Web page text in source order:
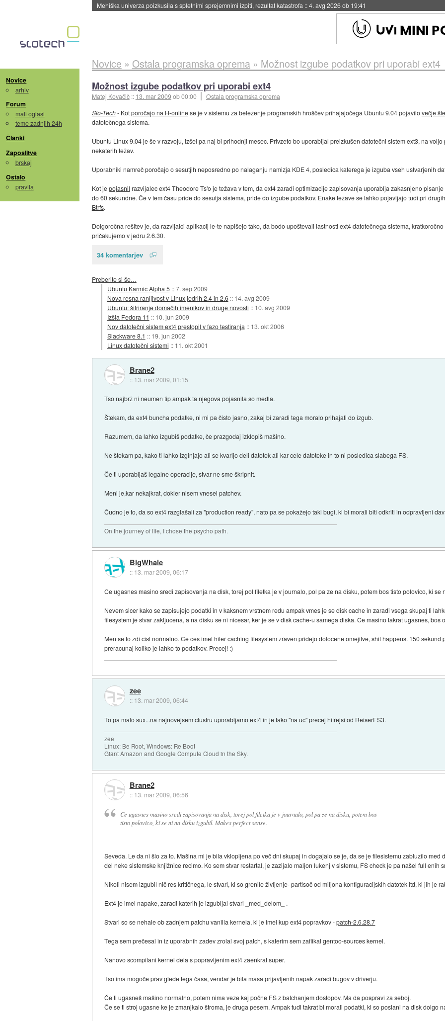
Evropska vesoljska agencija razvija svojo raketo za večkratno uporabo::4. avg 2026 ob 19:41
Novice
arhiv
Forum
mali oglasi
teme zadnjih 24h
Članki
Zaposlitve
brskaj
Ostalo
pravila
Novice » Ostala programska oprema» Možnost izgube podatkov pri uporabi ext4
Možnost izgube podatkov pri uporabi ext4
Matej Kovačič :: 13. mar 2009ob 00:00
Ostala programska oprema
Slo-Tech- Kotporočajo na H-onlinese je v sistemu za beleženje programskih hroščev prihajajočega Ubuntu 9.04 pojavilovečje
datotečnega sistema.
Ubuntu Linux 9.04 je še v razvoju, izšel pa naj bi prihodnji mesec. Privzeto bo uporabljal preizkušen datotečni sistem ext3, na
nekaterih težav.
Uporabniki namreč poročajo o sesutjih neposredno po nalaganju namizja KDE 4, posledica katerega je izguba vseh ustvarjenih
Kot jepojasnil razvijalec ext4 Theodore Ts'o je težava v tem, da ext4 zaradi optimizacije zapisovanja uporablja zakasnjeno
do 60 sekundne. Če v tem času pride do sesutja sistema, pride do izgube podatkov. Enake težave se lahko pojavljajo tudi pri
Btrfs.
Dolgoročna rešitev je, da razvijalci aplikacij le-te napišejo tako, da bodo upoštevali lastnosti ext4 datotečnega sistema,
pričakujemo v jedru 2.6.30.
34 komentarjev
Preberite si še…
Ubuntu Karmic Alpha 5 ::7. sep 2009
Nova resna ranljivost v Linux jedrih 2.4 in 2.6 :: 14. avg 2009
Ubuntu: šifriranje domačih imenikov in druge novosti :: 10. avg 2009
Izšla Fedora 11 :: 10. jun 2009
Nov datotečni sistem ext4 prestopil v fazo testiranja :: 13. okt 2006
Slackware 8.1 :: 19. jun 2002
Linux datotečni sistemi :: 11. okt 2001
Brane2
:: 13. mar 2009, 01:15
Tso najbrž ni neumen tip ampak ta njegova pojasnila so medla.
Štekam, da ext4 buncha podatke, ni mi pa čisto jasno, zakaj bi zaradi tega moralo prihajati do izgub.
Razumem, da lahko izgubiš podatke, če prazgodaj izklopiš mašino.
Ne štekam pa, kako ti lahko izginjajo ali se kvarijo deli datotek ali kar cele datoteke in to ni posledica slabega FS.
Če ti uporabljaš legalne operacije, stvar ne sme škripnit.
Meni je,kar nekajkrat, dokler nisem vnesel patchev.
Čudno je to, da so ext4 razglašali za "production ready", nato pa se pokažejo taki bugi, ki bi morali biti odkriti in odpravljeni
On the journey of life, I chose the psycho path.
BigWhale
:: 13. mar 2009, 06:17
Ce ugasnes masino sredi zapisovanja na disk, torej pol filetka je v journalo, pol pa ze na disku, potem bos tisto polovico, ki se
Nevem sicer kako se zapisujejo podatki in v kaksnem vrstnem redu ampak vmes je se disk cache in zaradi vsega skupaj ti
filesystem je stvar zakljucena, a na disku se ni nicesar, ker je se v disk cache-u samega diska. Ce masino takrat ugasnes, bos
Men se to zdi cist normalno. Ce ces imet hiter caching filesystem zraven pridejo dolocene omejitve, shit happens. 150 sekund
preracunaj koliko je lahko to podatkov. Precej! :)
zee
:: 13. mar 2009, 06:44
To pa malo sux...na najnovejsem clustru uporabljamo ext4 in je tako "na uc" precej hitrejsi od ReiserFS3.
zee
Linux: Be Root, Windows: Re Boot
Giant Amazon and Google Compute Cloud in the Sky.
Brane2
:: 13. mar 2009, 06:56
Ce ugasnes masino sredi zapisovanja na disk, torej pol filetka je v journalo, pol pa ze na disku, potem bos
tisto polovico, ki se ni na disku izgubil. Makes perfect sense.
Seveda. Le da ni šlo za to. Mašina mi je bila vklopljena po več dni skupaj in dogajalo se je, da se je filesistemu zabluzilo med
del neke sistemske knjižnice recimo. Ko sem stvar restartal, je zazijalo maljon lukenj v sistemu, FS check je pa našel full enih
Nikoli nisem izgubil nič res kritičnega, le stvari, ki so grenile življenje- partisoč od miljona konfiguracijskih datotek itd, ki jih je
Ext4 je imel napake, zaradi katerih je izgubljal stvari _med_delom_ .
Stvari so se nehale ob zadnjem patchu vanilla kernela, ki je imel kup ext4 popravkov -patch-2.6.28.7
Tega sem prečesal in iz uporabnih zadev zrolal svoj patch, s katerim sem zaflikal gentoo-sources kernel.
Nanovo scompilani kernel dela s popravljenim ext4 zaenkrat super.
Tso ima mogoče prav glede tega časa, vendar je bila masa prijavljenih napak zaradi bugov v driverju.
Če ti ugasneš mašino normalno, potem nima veze kaj počne FS z batchanjem dostopov. Ma da pospravi za seboj.
Če se ti stroj ugasne ke je zmanjkalo štroma, je druga pesem. Ampak tudi takrat bi morali podatki, ki so poslani na disk dolgo